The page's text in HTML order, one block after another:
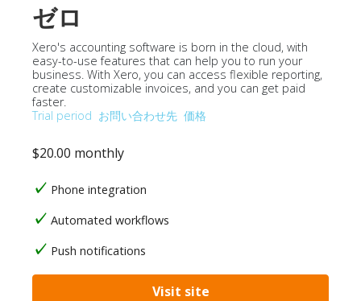
ゼロ
Xero's accounting software is born in the cloud, with
easy-to-use features that can help you to run your
business. With Xero, you can access flexible reporting,
create customizable invoices, and you can get paid
faster.
Trial period お問い合わせ先 価格
$20.00 monthly
Phone integration
Automated workflows
Push notifications
Visit site